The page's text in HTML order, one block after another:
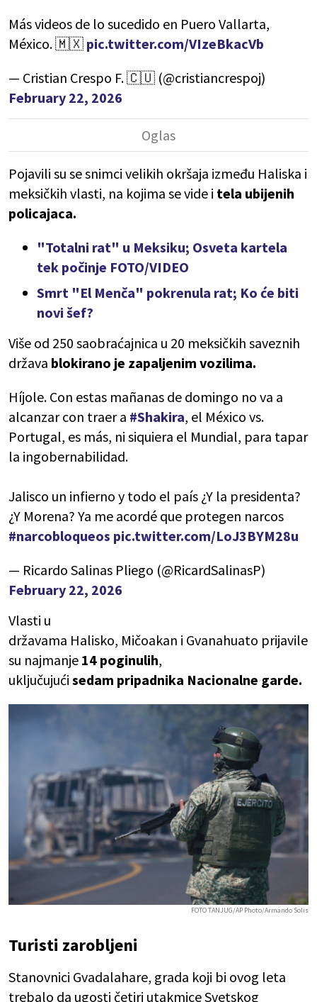
Más videos de lo sucedido en Puero Vallarta,
México. 🇲🇽 pic.twitter.com/VIzeBkacVb
— Cristian Crespo F. 🇨🇺 (@cristiancrespoj)
February 22, 2026
Pojavili su se snimci velikih okršaja između Haliska i
meksičkih vlasti, na kojima se vide i tela ubijenih
policajaca.
"Totalni rat" u Meksiku; Osveta kartela
tek počinje FOTO/VIDEO
Smrt "El Menča" pokrenula rat; Ko će biti
novi šef?
Više od 250 saobraćajnica u 20 meksičkih saveznih
država blokirano je zapaljenim vozilima.
Híjole. Con estas mañanas de domingo no va a
alcanzar con traer a #Shakira, el México vs.
Portugal, es más, ni siquiera el Mundial, para tapar
la ingobernabilidad.
Jalisco un infierno y todo el país ¿Y la presidenta?
¿Y Morena? Ya me acordé que protegen narcos
#narcobloqueos pic.twitter.com/LoJ3BYM28u
— Ricardo Salinas Pliego (@RicardSalinasP)
February 22, 2026
Vlasti u
državama Halisko, Mičoakan i Gvanahuato prijavile
su najmanje 14 poginulih,
uključujući sedam pripadnika Nacionalne garde.
FOTO TANJUG/AP Photo/Armando Solis
Turisti zarobljeni
Stanovnici Gvadalahare, grada koji bi ovog leta
trebalo da ugosti četiri utakmice Svetskog